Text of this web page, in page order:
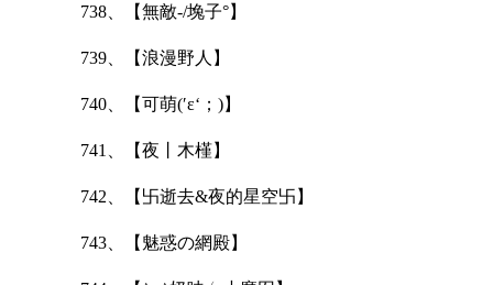
738、【無敵-/堍子°】
739、【浪漫野人】
740、【可萌(′ε‘；)】
741、【夜丨木槿】
742、【卐逝去&夜的星空卐】
743、【魅惑の網殿】